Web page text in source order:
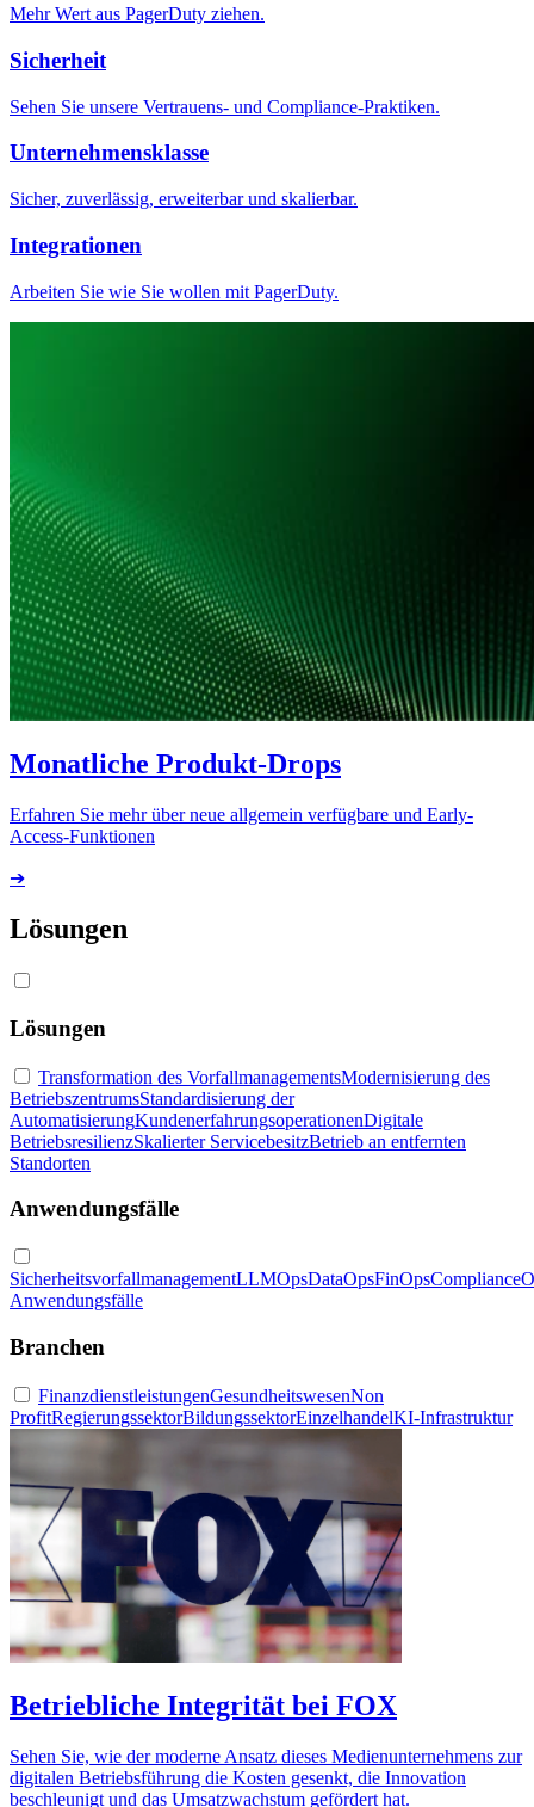
Mehr Wert aus PagerDuty ziehen.
Sicherheit
Sehen Sie unsere Vertrauens- und Compliance-Praktiken.
Unternehmensklasse
Sicher, zuverlässig, erweiterbar und skalierbar.
Integrationen
Arbeiten Sie wie Sie wollen mit PagerDuty.
Monatliche Produkt-Drops
Erfahren Sie mehr über neue allgemein verfügbare und Early-
Access-Funktionen
➔
Lösungen
Lösungen
Transformation des VorfallmanagementsModernisierung des
BetriebszentrumsStandardisierung der
AutomatisierungKundenerfahrungsoperationenDigitale
BetriebsresilienzSkalierter ServicebesitzBetrieb an entfernten
Standorten
Anwendungsfälle
SicherheitsvorfallmanagementLLMOpsDataOpsFinOps
Anwendungsfälle
Branchen
FinanzdienstleistungenGesundheitswesenNon
ProfitRegierungssektorBildungssektorEinzelhandelKI-Infrastruktur
Betriebliche Integrität bei FOX
Sehen Sie, wie der moderne Ansatz dieses Medienunternehmens zur
digitalen Betriebsführung die Kosten gesenkt, die Innovation
beschleunigt und das Umsatzwachstum gefördert hat.